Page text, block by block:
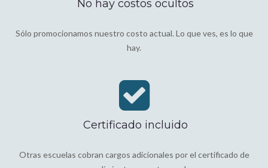
No hay costos ocultos
Sólo promocionamos nuestro costo actual. Lo que ves, es lo que
hay.
Certificado incluido
Otras escuelas cobran cargos adicionales por el certificado de